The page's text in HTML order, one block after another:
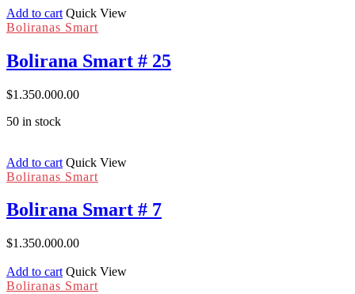
Add to cart Quick View
Boliranas Smart
Bolirana Smart # 25
$1.350.000.00
50 in stock
Add to cart Quick View
Boliranas Smart
Bolirana Smart # 7
$1.350.000.00
Add to cart Quick View
Boliranas Smart